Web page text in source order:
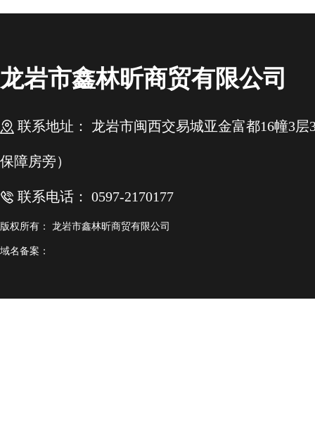
龙岩市鑫林昕商贸有限公司
联系地址： 龙岩市闽西交易城亚金富都16幢3层
保障房旁）
联系电话： 0597-2170177
版权所有： 龙岩市鑫林昕商贸有限公司
域名备案：